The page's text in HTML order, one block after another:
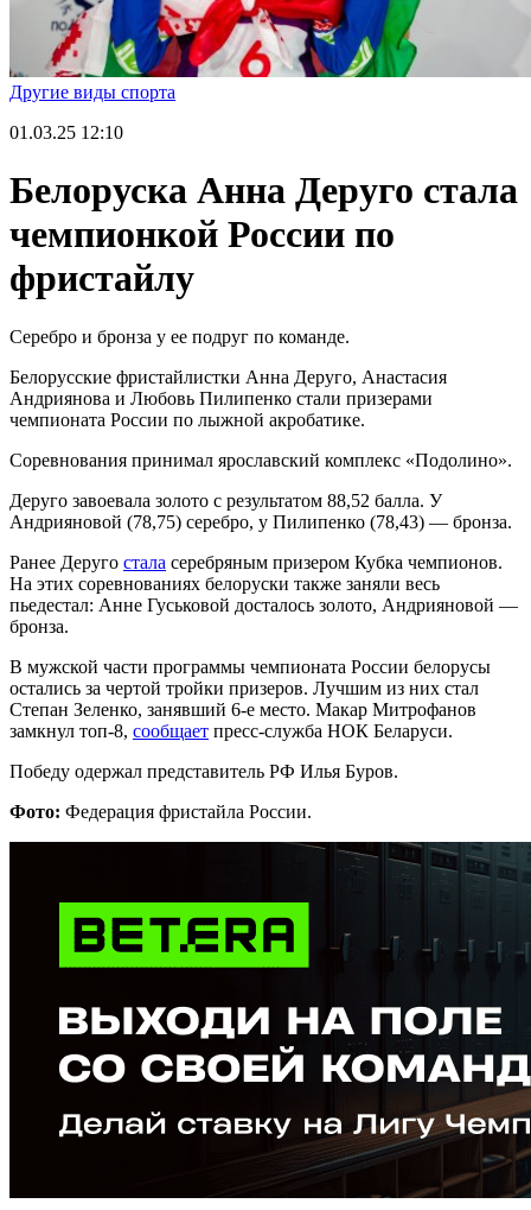
Другие виды спорта
01.03.25 12:10
Белоруска Анна Деруго стала
чемпионкой России по
фристайлу
Серебро и бронза у ее подруг по команде.
Белорусские фристайлистки Анна Деруго, Анастасия
Андриянова и Любовь Пилипенко стали призерами
чемпионата России по лыжной акробатике.
Соревнования принимал ярославский комплекс «Подолино».
Деруго завоевала золото с результатом 88,52 балла. У
Андрияновой (78,75) серебро, у Пилипенко (78,43) — бронза.
Ранее Деруго стала серебряным призером Кубка чемпионов.
На этих соревнованиях белоруски также заняли весь
пьедестал: Анне Гуськовой досталось золото, Андрияновой —
бронза.
В мужской части программы чемпионата России белорусы
остались за чертой тройки призеров. Лучшим из них стал
Степан Зеленко, занявший 6-е место. Макар Митрофанов
замкнул топ-8, сообщает пресс-служба НОК Беларуси.
Победу одержал представитель РФ Илья Буров.
Фото: Федерация фристайла России.